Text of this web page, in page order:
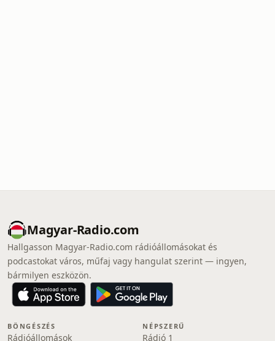
Magyar-Radio.com
Hallgasson Magyar-Radio.com rádióállomásokat és
podcastokat város, műfaj vagy hangulat szerint — ingyen,
bármilyen eszközön.
BÖNGÉSZÉS
Rádióállomások
NÉPSZERŰ
Rádió 1